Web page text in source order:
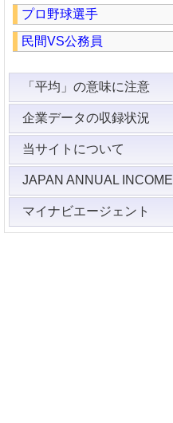
プロ野球選手
民間VS公務員
「平均」の意味に注意
企業データの収録状況
当サイトについて
JAPAN ANNUAL INCOME
マイナビエージェント